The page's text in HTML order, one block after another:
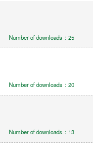
Number of downloads：25
Number of downloads：20
Number of downloads：13